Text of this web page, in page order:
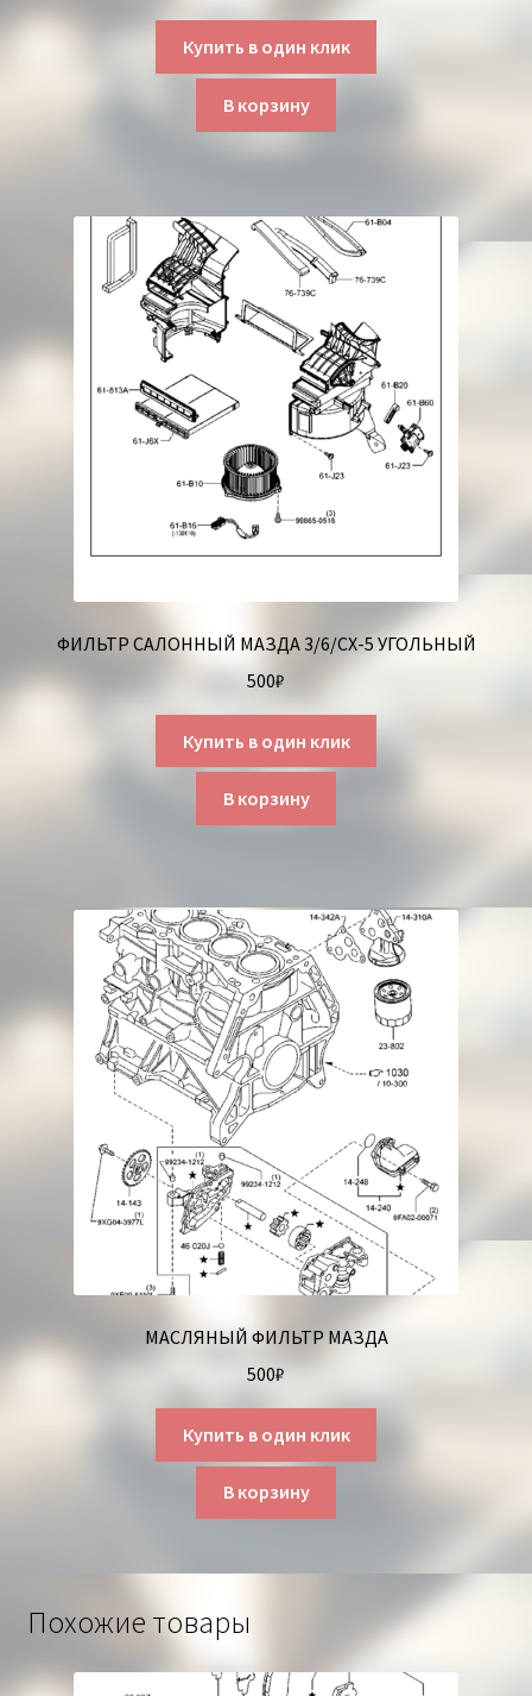
Купить в один клик
В корзину
ФИЛЬТР САЛОННЫЙ МАЗДА 3/6/СХ-5 УГОЛЬНЫЙ
500₽
Купить в один клик
В корзину
МАСЛЯНЫЙ ФИЛЬТР МАЗДА
500₽
Купить в один клик
В корзину
Похожие товары